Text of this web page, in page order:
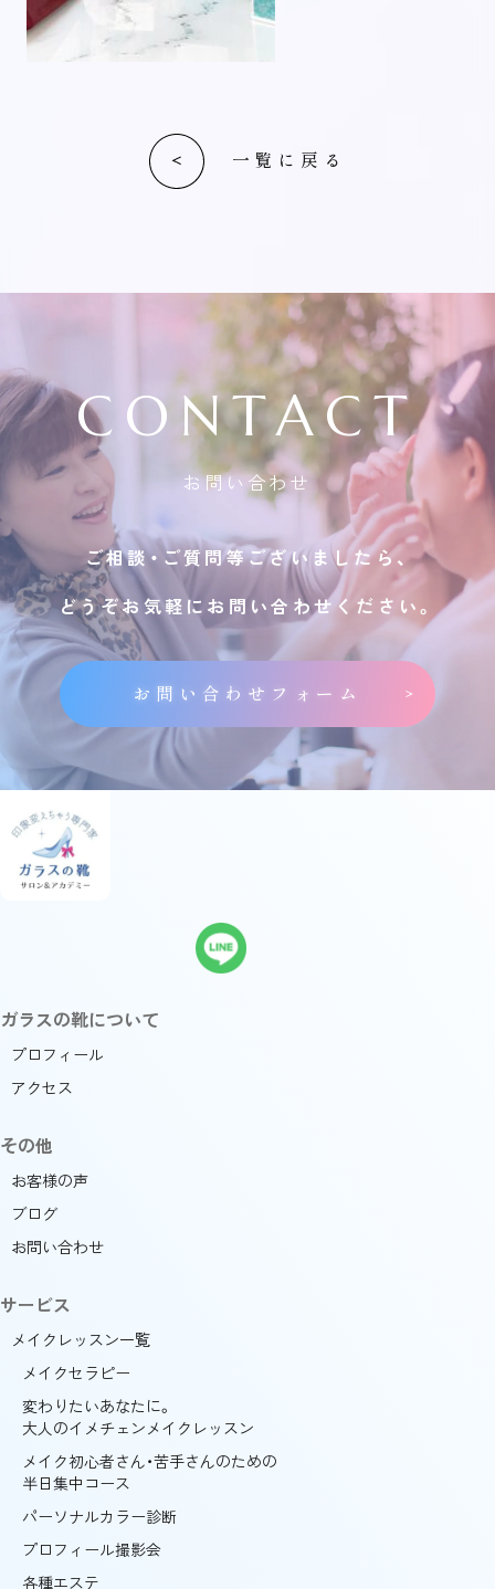
一覧に戻る
CONTACT
お問い合わせ
ご相談・ご質問等ございましたら、
どうぞお気軽にお問い合わせください。
お問い合わせフォーム
ガラスの靴について
プロフィール
アクセス
その他
お客様の声
ブログ
お問い合わせ
サービス
メイクレッスン一覧
メイクセラピー
変わりたいあなたに。
大人のイメチェンメイクレッスン
メイク初心者さん・苦手さんのための
半日集中コース
パーソナルカラー診断
プロフィール撮影会
各種エステ